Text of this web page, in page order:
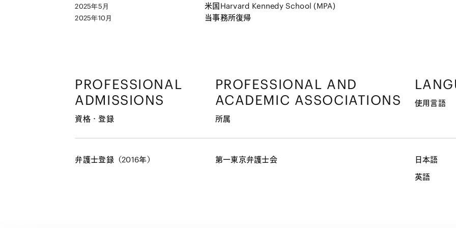
2025年5月 米国Harvard Kennedy School (MPA)
2025年10月 当事務所復帰
PROFESSIONAL
ADMISSIONS
資格・登録
弁護士登録（2016年）
PROFESSIONAL AND
ACADEMIC ASSOCIATIONS
所属
第一東京弁護士会
使用言語
日本語
英語